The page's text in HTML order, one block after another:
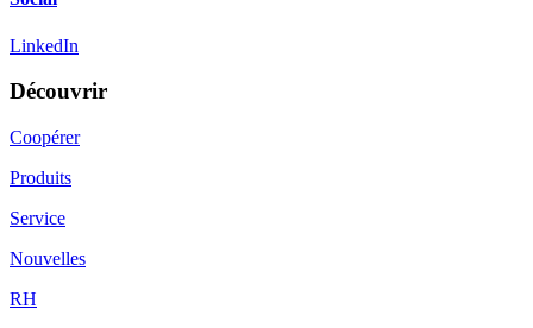
LinkedIn
Découvrir
Coopérer
Produits
Service
Nouvelles
RH